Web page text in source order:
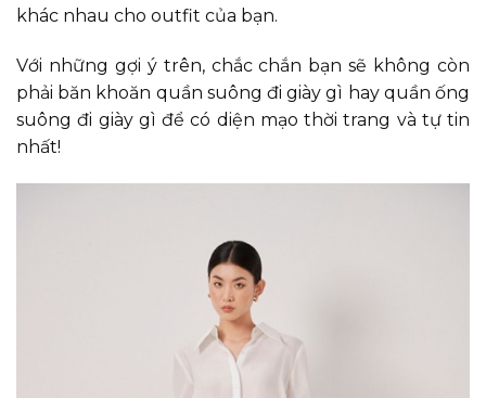
khác nhau cho outfit của bạn.
Với những gợi ý trên, chắc chắn bạn sẽ không còn
phải băn khoăn quần suông đi giày gì hay quần ống
suông đi giày gì để có diện mạo thời trang và tự tin
nhất!